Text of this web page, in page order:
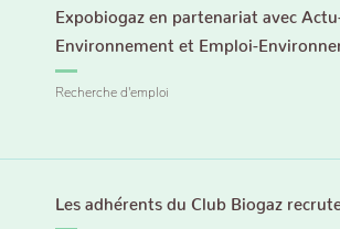
Expobiogaz en partenariat avec Actu-
Environnement et Emploi-
Recherche d'emploi
Les adhérents du Club Biogaz